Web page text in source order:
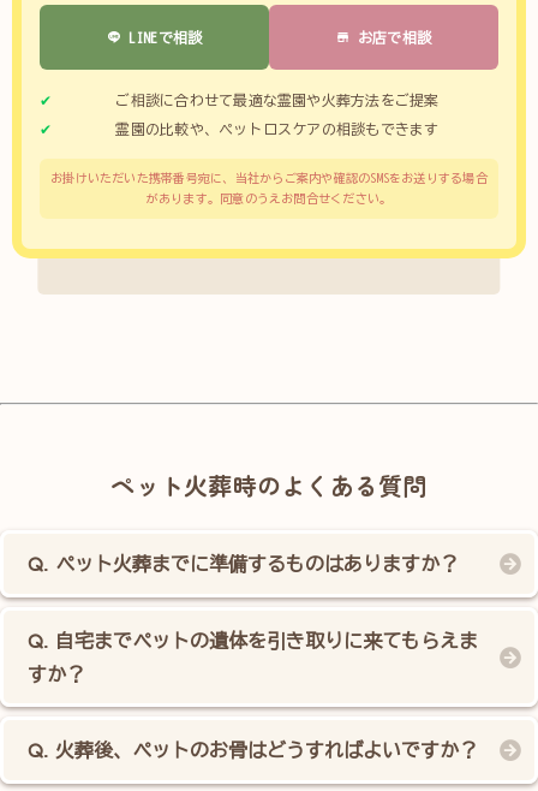
LINEで相談 お店で相談
ご相談に合わせて最適な霊園や火葬方法をご提案
霊園の比較や、ペットロスケアの相談もできます
お掛けいただいた携帯番号宛に、当社からご案内や確認のSMSをお送りする場合
があります。同意のうえお問合せください。
ペット火葬時のよくある質問
ペット火葬までに準備するものはありますか？
自宅までペットの遺体を引き取りに来てもらえま
すか？
火葬後、ペットのお骨はどうすればよいですか？